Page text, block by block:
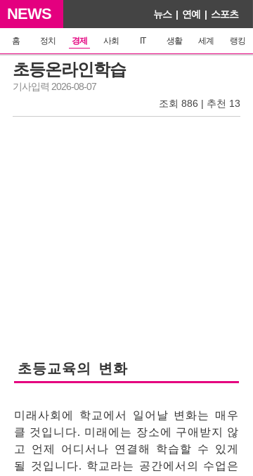
NEWS 뉴스 | 연예 | 스포츠
홈 정치 경제 사회 IT 생활 세계 랭킹
초등온라인학습
기사입력 2026-08-07
조회 886 | 추천 13
초등교육의 변화
미래사회에 학교에서 일어날 변화는 매우
클 것입니다. 미래에는 장소에 구애받지 않
고 언제 어디서나 연결해 학습할 수 있게
될 것입니다. 학교라는 공간에서의 수업은